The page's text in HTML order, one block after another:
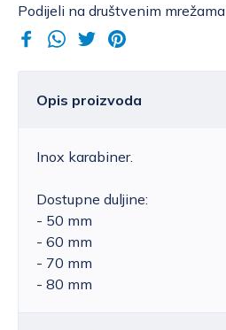
Podijeli na društvenim mrežama
Opis proizvoda
Inox karabiner.
Dostupne duljine:
- 50 mm
- 60 mm
- 70 mm
- 80 mm